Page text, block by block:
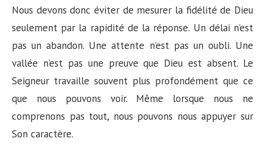
Nous devons donc éviter de mesurer la fidélité de Dieu
seulement par la rapidité de la réponse. Un délai n’est
pas un abandon. Une attente n’est pas un oubli. Une
vallée n’est pas une preuve que Dieu est absent. Le
Seigneur travaille souvent plus profondément que ce
que nous pouvons voir. Même lorsque nous ne
comprenons pas tout, nous pouvons nous appuyer sur
Son caractère.